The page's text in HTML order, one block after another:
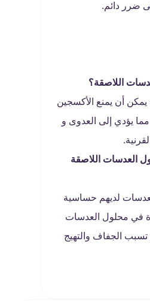
ضرر دائم.
اللاصقة؟
يمكن أن يمنع الأكسجين
يؤدي إلى العدوى و
العدسات اللاصقة
لديهم حساسية
في محلول العدسات
تسبب الجفاف والتهيج